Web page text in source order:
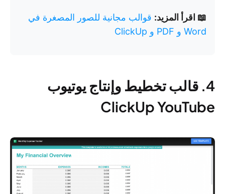
📖 اقرأ المزيد: قوالب مجانية للصور المصغرة في
Word و PDF و ClickUp
4. قالب تخطيط وإنتاج يوتيوب
ClickUp YouTube